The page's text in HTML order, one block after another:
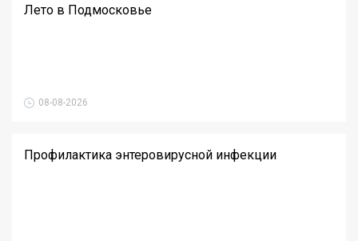
Лето в Подмосковье
08-08-2026
Профилактика энтеровирусной инфекции